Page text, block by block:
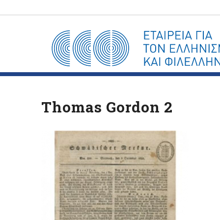
Thomas Gordon 2